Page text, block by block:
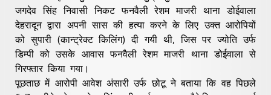
जगदेव सिंह निवासी निकट फनवैली रेशम माजरी थाना डोईवाला
देहरादून द्वारा अपनी सास की हत्या करने के लिए उक्त आरोपियों
को सुपारी (कान्ट्रेक्ट किलिंग) दी गयी थी, जिस पर ज्योति उर्फ
डिम्पी को उसके आवास फनवैली रेशम माजरी थाना डोईवाला से
गिरफ्तार किया गया।
पूछताछ में आरोपी आवेश अंसारी उर्फ छोटू ने बताया कि वह पिछले